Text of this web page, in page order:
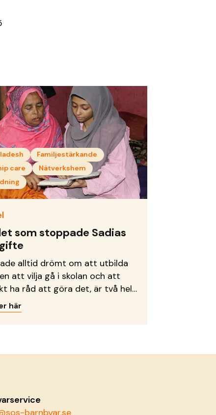
Familjestärkande
care
Nätverkshem
som stoppade Sadias
alltid drömt om att utbilda
att vilja gå i skolan och att
ha råd att göra det, är två helt
här
barnbyar.se